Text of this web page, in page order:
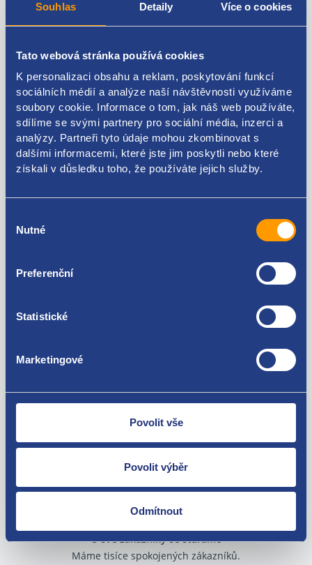
Souhlas Detaily Více o cookies
Tato webová stránka používá cookies
K personalizaci obsahu a reklam, poskytování funkcí
sociálních médií a analýze naší návštěvnosti využíváme
soubory cookie. Informace o tom, jak náš web používáte,
sdílíme se svými partnery pro sociální média, inzerci a
analýzy. Partneři tyto údaje mohou zkombinovat s
dalšími informacemi, které jste jim poskytli nebo které
získali v důsledku toho, že používáte jejich služby.
souhlasu
Nutné
Preferenční
Statistické
Marketingové
Povolit vše
Povolit výběr
Odmítnout
Vyrovnávací nádoba chladící kapaliny
Kódy produktu
13265592 39097904 1304002
Nejste spokojeni? Vyřešíme to!
zakoupení. Nebo vám pošleme náhradu.
O své zákazníky se staráme
Máme tisíce spokojených zákazníků.